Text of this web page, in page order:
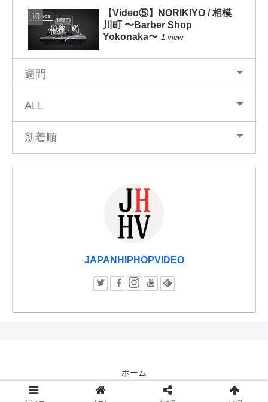
Videos
【Video⑤】NORIKIYO / 相模
川町 〜Barber Shop
Yokonaka〜 1 view
週間
ALL
新着順
JAPANHIPHOPVIDEO
ホーム
© JAPANHIPHOPVIDEO / JHHV.